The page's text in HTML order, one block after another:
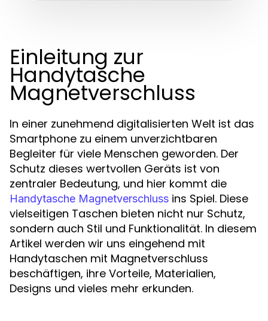
Einleitung zur
Handytasche
Magnetverschluss
In einer zunehmend digitalisierten Welt ist das
Smartphone zu einem unverzichtbaren
Begleiter für viele Menschen geworden. Der
Schutz dieses wertvollen Geräts ist von
zentraler Bedeutung, und hier kommt die
Handytasche Magnetverschluss ins Spiel. Diese
vielseitigen Taschen bieten nicht nur Schutz,
sondern auch Stil und Funktionalität. In diesem
Artikel werden wir uns eingehend mit
Handytaschen mit Magnetverschluss
beschäftigen, ihre Vorteile, Materialien,
Designs und vieles mehr erkunden.